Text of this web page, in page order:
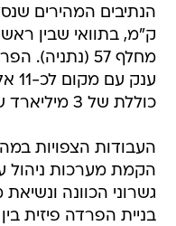
ק"מ, בתוואי שבין
מחלף 57
כוללת של 3 מיליארד שקל.
העבודות הצפויות
הקמת מערכות ניהול
גשרוני הכוונה
בניית הפרדה פיזית